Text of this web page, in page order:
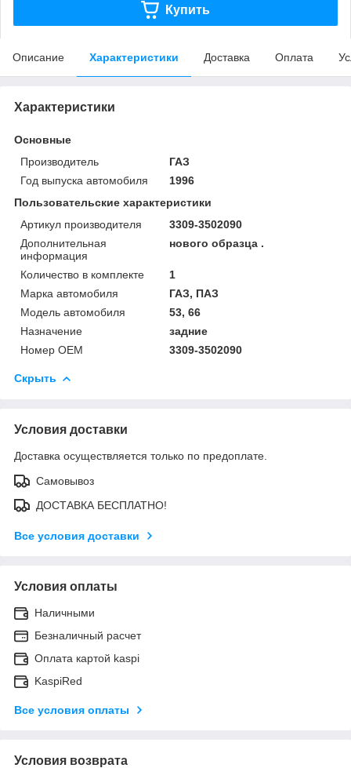
Купить
Описание Характеристики Доставка Оплата
Характеристики
Основные
Производитель
ГАЗ
Год выпуска автомобиля
1996
Пользовательские характеристики
Артикул производителя
3309-3502090
Дополнительная
информация
нового образца .
Количество в комплекте
1
Марка автомобиля
ГАЗ, ПАЗ
Модель автомобиля
53, 66
Назначение
задние
Номер OEM
3309-3502090
Скрыть
Условия доставки
Доставка осуществляется только по предоплате.
Самовывоз
ДОСТАВКА БЕСПЛАТНО!
Все условия доставки
Условия оплаты
Наличными
Безналичный расчет
Оплата картой kaspi
KaspiRed
Все условия оплаты
Условия возврата